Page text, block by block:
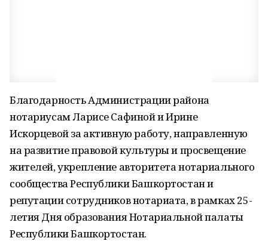
Благодарность Администрации района
нотариусам Ларисе Сафиной и Ирине
Искорцевой за активную работу, направленную
на развитие правовой культуры и просвещение
жителей, укрепление авторитета нотариального
сообщества Республики Башкортостан и
репутации сотрудников нотариата, в рамках 25-
летия Дня образования Нотариальной палаты
Республики Башкортостан.